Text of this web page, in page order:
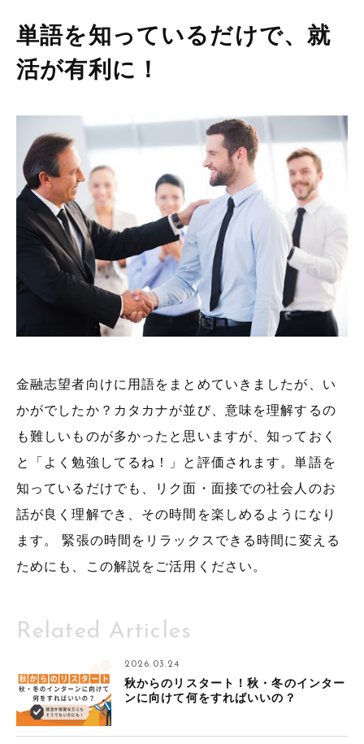
単語を知っているだけで、就
活が有利に！
金融志望者向けに用語をまとめていきましたが、い
かがでしたか？カタカナが並び、意味を理解するの
も難しいものが多かったと思いますが、知っておく
と「よく勉強してるね！」と評価されます。単語を
知っているだけでも、リク面・面接での社会人のお
話が良く理解でき、その時間を楽しめるようになり
ます。 緊張の時間をリラックスできる時間に変える
ためにも、この解説をご活用ください。
Related Articles
2026.03.24
秋からのリスタート！秋・冬のインター
ンに向けて何をすればいいの？